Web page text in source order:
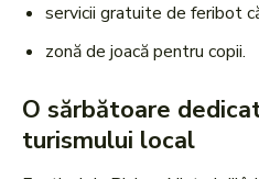
servicii gratuite de feribot
zonă de joacă pentru copii.
O sărbătoare
turismului local